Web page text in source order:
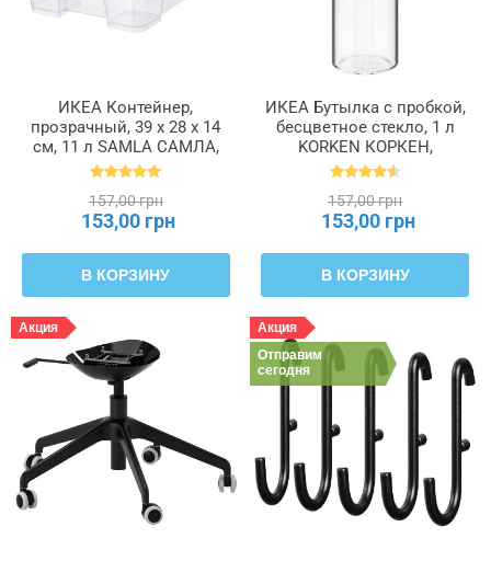
ИКЕА Контейнер,
прозрачный, 39 x 28 x 14
см, 11 л SAMLA САМЛА,
401.029.78
157,00 грн
153,00 грн
В КОРЗИНУ
ИКЕА Бутылка с пробкой,
бесцветное стекло, 1 л
KORKEN КОРКЕН,
302.135.52
157,00 грн
153,00 грн
В КОРЗИНУ
Акция
Акция
Отправим
сегодня